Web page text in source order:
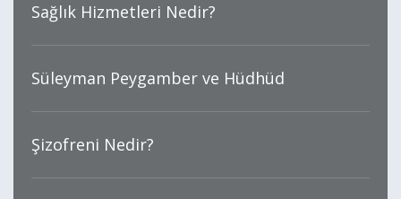
Sağlık Hizmetleri Nedir?
Süleyman Peygamber ve Hüdhüd
Şizofreni Nedir?